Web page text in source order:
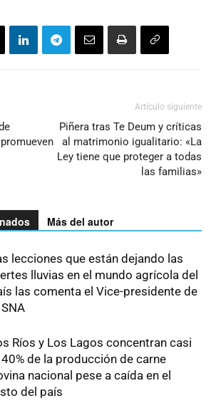
Artículo siguiente
Piñera tras Te Deum y críticas
al matrimonio igualitario: «La
Ley tiene que proteger a todas
las familias»
Más del autor
lecciones que están dejando las
lluvias en el mundo agrícola del
las comenta el Vice-presidente de
SNA
Ríos y Los Lagos concentran casi
de la producción de carne
nacional pese a caída en el
del país